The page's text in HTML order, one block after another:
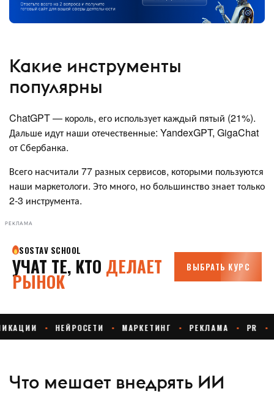
Какие инструменты
популярны
ChatGPT — король, его использует каждый пятый (21%).
Дальше идут наши отечественные: YandexGPT, GigaChat
от Сбербанка.
Всего насчитали 77 разных сервисов, которыми пользуются
наши маркетологи. Это много, но большинство знает только
2-3 инструмента.
РЕКЛАМА
Что мешает внедрять ИИ